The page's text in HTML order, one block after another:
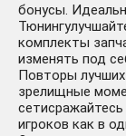
бонусы.
комплекты
изменять под
Повторы
зрелищные
игроков как в